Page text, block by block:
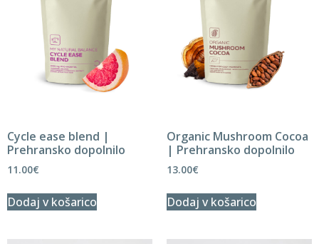
Cycle ease blend |
Prehransko dopolnilo
11.00€
Dodaj v košarico
Organic Mushroom Cocoa
| Prehransko dopolnilo
13.00€
Dodaj v košarico